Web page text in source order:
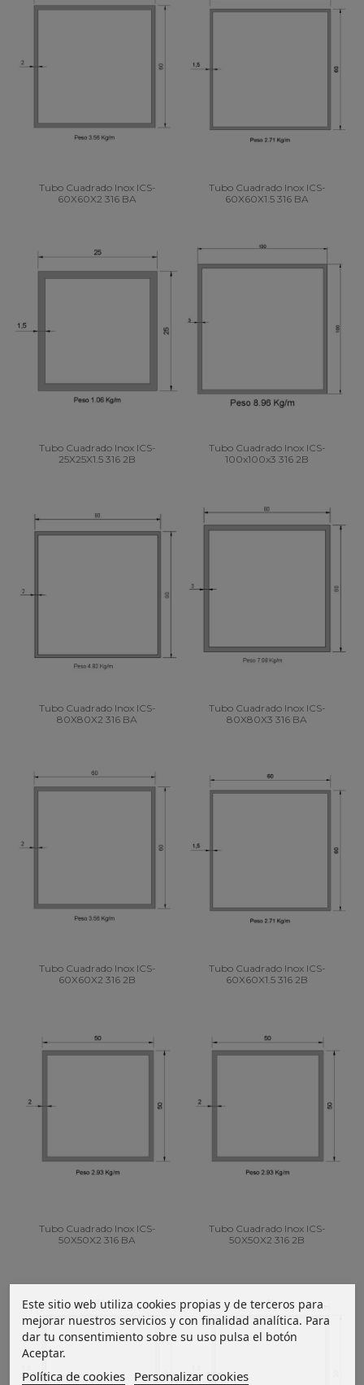
Tubo Cuadrado Inox ICS-
60X60X2 316 BA
Tubo Cuadrado Inox ICS-
60X60X1.5 316 BA
Tubo Cuadrado Inox ICS-
25X25X1.5 316 2B
Tubo Cuadrado Inox ICS-
100x100x3 316 2B
Tubo Cuadrado Inox ICS-
80X80X2 316 BA
Tubo Cuadrado Inox ICS-
80X80X3 316 BA
Tubo Cuadrado Inox ICS-
60X60X2 316 2B
Tubo Cuadrado Inox ICS-
60X60X1.5 316 2B
Tubo Cuadrado Inox ICS-
50X50X2 316 BA
Tubo Cuadrado Inox ICS-
50X50X2 316 2B
Este sitio web utiliza cookies propias y de terceros para
mejorar nuestros servicios y con finalidad analítica. Para
dar tu consentimiento sobre su uso pulsa el botón
Aceptar.
Política de cookies Personalizar cookies